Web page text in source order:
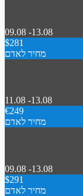
09.08 -13.08
$281
מחיר לאדם
11.08 -13.08
€249
מחיר לאדם
09.08 -13.08
$291
מחיר לאדם